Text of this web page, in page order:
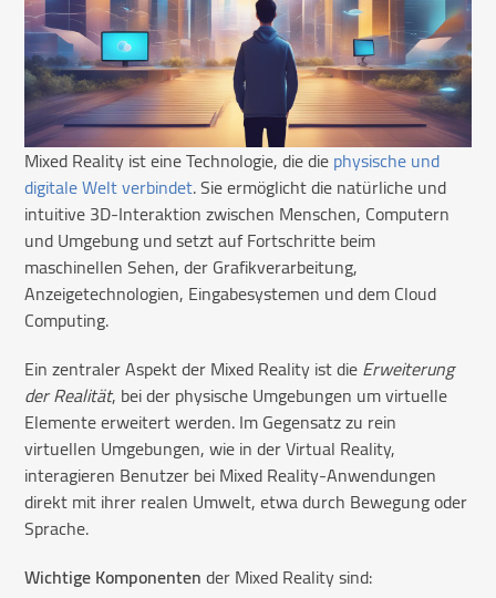
Mixed Reality ist eine Technologie, die diephysische und
digitale Welt verbindet. Sie ermöglicht die natürliche und
intuitive 3D-Interaktion zwischen Menschen, Computern
und Umgebung und setzt auf Fortschritte beim
maschinellen Sehen, der Grafikverarbeitung,
Anzeigetechnologien, Eingabesystemen und dem Cloud
Computing.
Ein zentraler Aspekt der Mixed Reality ist dieErweiterung
der Realität, bei der physische Umgebungen um virtuelle
Elemente erweitert werden. Im Gegensatz zu rein
virtuellen Umgebungen, wie in der Virtual Reality,
interagieren Benutzer bei Mixed Reality-Anwendungen
direkt mit ihrer realen Umwelt, etwa durch Bewegung oder
Sprache.
Wichtige Komponentender Mixed Reality sind: